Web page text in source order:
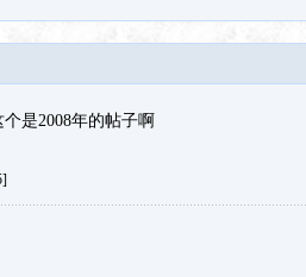
是2008年的帖子啊